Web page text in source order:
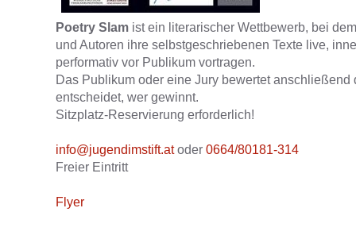
Poetry Slam ist ein literarischer Wettbewerb, bei
und Autoren ihre selbstgeschriebenen Texte live,
performativ vor Publikum vortragen.
Das Publikum oder eine Jury bewertet anschließend
entscheidet, wer gewinnt.
Sitzplatz-Reservierung erforderlich!
info@jugendimstift.atoder 0664/80181-314
Freier Eintritt
Flyer